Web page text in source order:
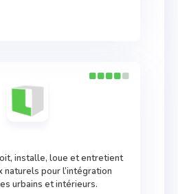
installe, loue et entretient
naturels pour l’intégration
urbains et intérieurs.